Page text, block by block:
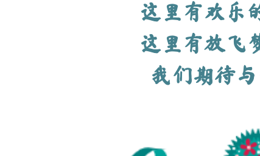
这里有欢乐
这里有放飞
我们期待